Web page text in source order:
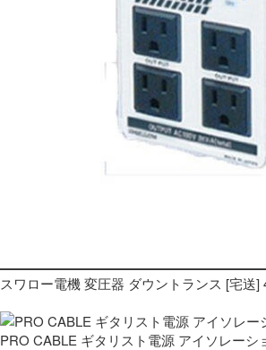
スワロー電機 変圧器 ダウントランス [宅送]
PRO CABLE ギタリスト電源 アイソレー